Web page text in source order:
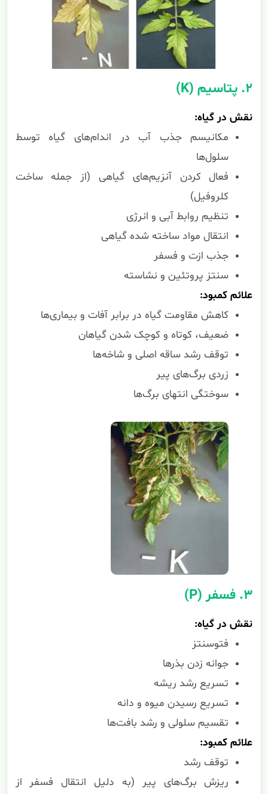
۲. پتاسیم (K)
نقش در گیاه:
مکانیسم جذب آب در اندام‌های گیاه توسط
سلول‌ها
فعال کردن آنزیم‌های گیاهی (از جمله ساخت
کلروفیل)
تنظیم روابط آبی و انرژی
انتقال مواد ساخته شده گیاهی
جذب ازت و فسفر
سنتز پروتئین و نشاسته
علائم کمبود:
کاهش مقاومت گیاه در برابر آفات و بیماری‌ها
ضعیف، کوتاه و کوچک شدن گیاهان
توقف رشد ساقه اصلی و شاخه‌ها
زردی برگ‌های پیر
سوختگی انتهای برگ‌ها
۳. فسفر (P)
نقش در گیاه:
فتوسنتز
جوانه زدن بذرها
تسریع رشد ریشه
تسریع رسیدن میوه و دانه
تقسیم سلولی و رشد بافت‌ها
علائم کمبود:
توقف رشد
ریزش برگ‌های پیر (به دلیل انتقال فسفر از